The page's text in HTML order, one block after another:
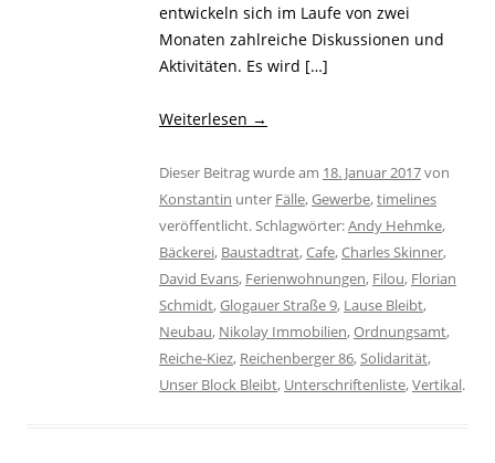
entwickeln sich im Laufe von zwei
Monaten zahlreiche Diskussionen und
Aktivitäten. Es wird […]
Weiterlesen →
Dieser Beitrag wurde am 18. Januar 2017von
Konstantin unter Fälle,Gewerbe,timelines
veröffentlicht. Schlagwörter:Andy Hehmke,
Bäckerei, Baustadtrat,Cafe,Charles Skinner,
David Evans, Ferienwohnungen, Filou, Florian
Schmidt,Glogauer Straße 9, Lause Bleibt,
Neubau, Nikolay Immobilien,Ordnungsamt,
Reiche-Kiez, Reichenberger 86,Solidarität,
Unser Block Bleibt, Unterschriftenliste,Vertikal.